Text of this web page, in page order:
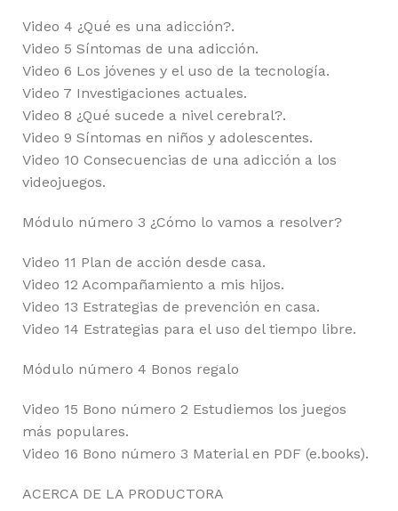
Video 4 ¿Qué es una adicción?.
Video 5 Síntomas de una adicción.
Video 6 Los jóvenes y el uso de la tecnología.
Video 7 Investigaciones actuales.
Video 8 ¿Qué sucede a nivel cerebral?.
Video 9 Síntomas en niños y adolescentes.
Video 10 Consecuencias de una adicción a los
videojuegos.
Módulo número 3 ¿Cómo lo vamos a resolver?
Video 11 Plan de acción desde casa.
Video 12 Acompañamiento a mis hijos.
Video 13 Estrategias de prevención en casa.
Video 14 Estrategias para el uso del tiempo libre.
Módulo número 4 Bonos regalo
Video 15 Bono número 2 Estudiemos los juegos
más populares.
Video 16 Bono número 3 Material en PDF (e.books).
ACERCA DE LA PRODUCTORA